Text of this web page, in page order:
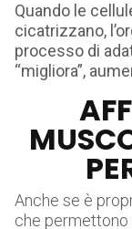
Quando le
cicatrizzano,
processo di
“migliora”,
Anche se è
che permettono